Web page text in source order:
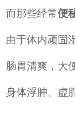
而那些经常便
由于体内顽固
肠胃清爽，大
身体浮肿、虚